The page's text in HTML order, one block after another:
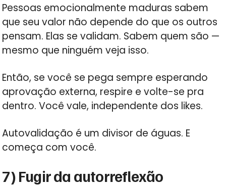
Pessoas emocionalmente maduras sabem
que seu valor não depende do que os outros
pensam. Elas se validam. Sabem quem são —
mesmo que ninguém veja isso.
Então, se você se pega sempre esperando
aprovação externa, respire e volte-se pra
dentro. Você vale, independente dos likes.
Autovalidação é um divisor de águas. E
começa com você.
7) Fugir da autorreflexão